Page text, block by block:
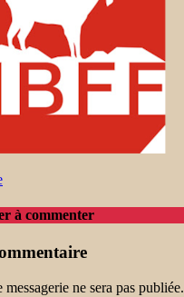
à commenter
messagerie ne sera pas publiée.